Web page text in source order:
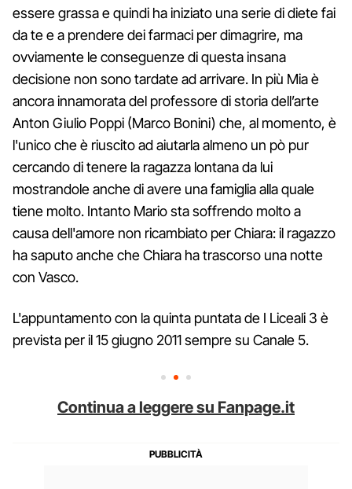
essere grassa e quindi ha iniziato una serie di diete fai
da te e a prendere dei farmaci per dimagrire, ma
ovviamente le conseguenze di questa insana
decisione non sono tardate ad arrivare. In più Mia è
ancora innamorata del professore di storia dell’arte
Anton Giulio Poppi (Marco Bonini) che, al momento, è
l'unico che è riuscito ad aiutarla almeno un pò pur
cercando di tenere la ragazza lontana da lui
mostrandole anche di avere una famiglia alla quale
tiene molto. Intanto Mario sta soffrendo molto a
causa dell'amore non ricambiato per Chiara: il ragazzo
ha saputo anche che Chiara ha trascorso una notte
con Vasco.
L'appuntamento con la quinta puntata de I Liceali 3 è
prevista per il 15 giugno 2011 sempre su Canale 5.
Continua a leggere su Fanpage.it